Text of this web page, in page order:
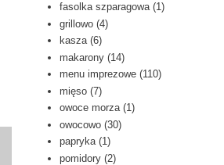
fasolka szparagowa (1)
grillowo (4)
kasza (6)
makarony (14)
menu imprezowe (110)
mięso (7)
owoce morza (1)
owocowo (30)
papryka (1)
pomidory (2)